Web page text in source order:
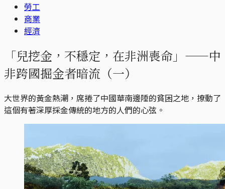
勞工
商業
經濟
「兒挖金，不穩定，在非洲喪命」——中
非跨國掘金者暗流（一）
大世界的黃金熱潮，席捲了中國華南邊陲的貧困之地，撩動了
這個有著深厚採金傳統的地方的人們的心弦。